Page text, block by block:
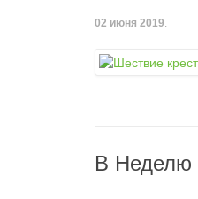
02 июня 2019.
В Неделю